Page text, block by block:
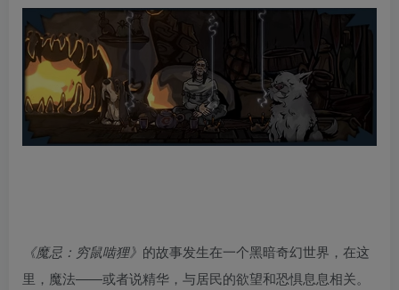
《魔忌：穷鼠啮狸》 的故事发生在一个黑暗奇幻世界，在这
里，魔法——或者说精华，与居民的欲望和恐惧息息相关。